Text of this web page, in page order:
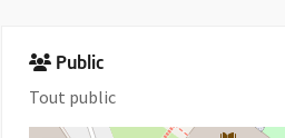
Public
Tout public